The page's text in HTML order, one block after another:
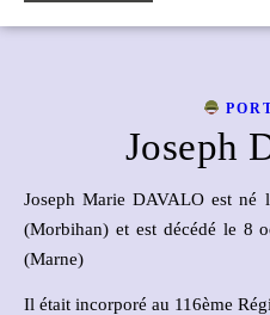
Joseph
Joseph Marie DAVALO est né le 7 novembre 1882 à Ploërmel
(Morbihan) et est décédé le 8
(Marne)
Il était incorporé au 116ème